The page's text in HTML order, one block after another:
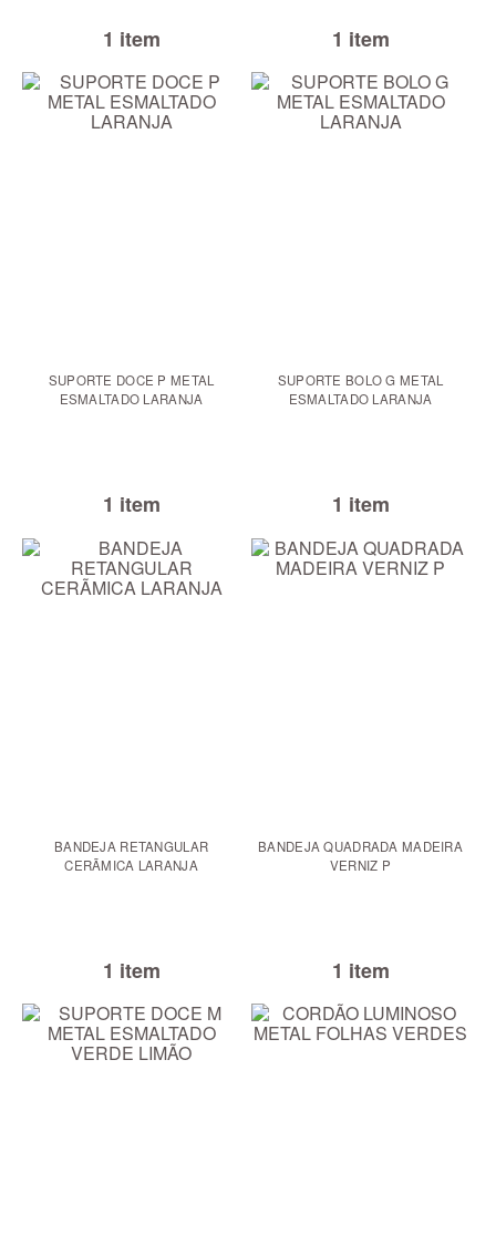
1 item 1 item
SUPORTE DOCE P METAL
ESMALTADO LARANJA
1 item
SUPORTE BOLO G METAL
ESMALTADO LARANJA
1 item
BANDEJA RETANGULAR
CERÃMICA LARANJA
1 item
BANDEJA QUADRADA MADEIRA
VERNIZ P
1 item